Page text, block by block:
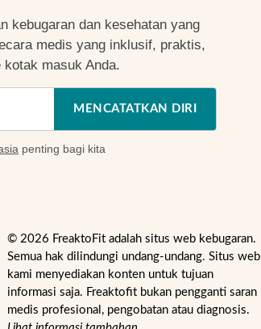
kebugaran dan kesehatan yang
medis yang inklusif, praktis,
masuk Anda.
MENCATATKAN DIRI
penting bagi kita
© 2026 FreaktoFit adalah situs web kebugaran.
Semua hak dilindungi undang-undang. Situs web
kami menyediakan konten untuk tujuan
informasi saja. Freaktofit bukan pengganti saran
medis profesional, pengobatan atau diagnosis.